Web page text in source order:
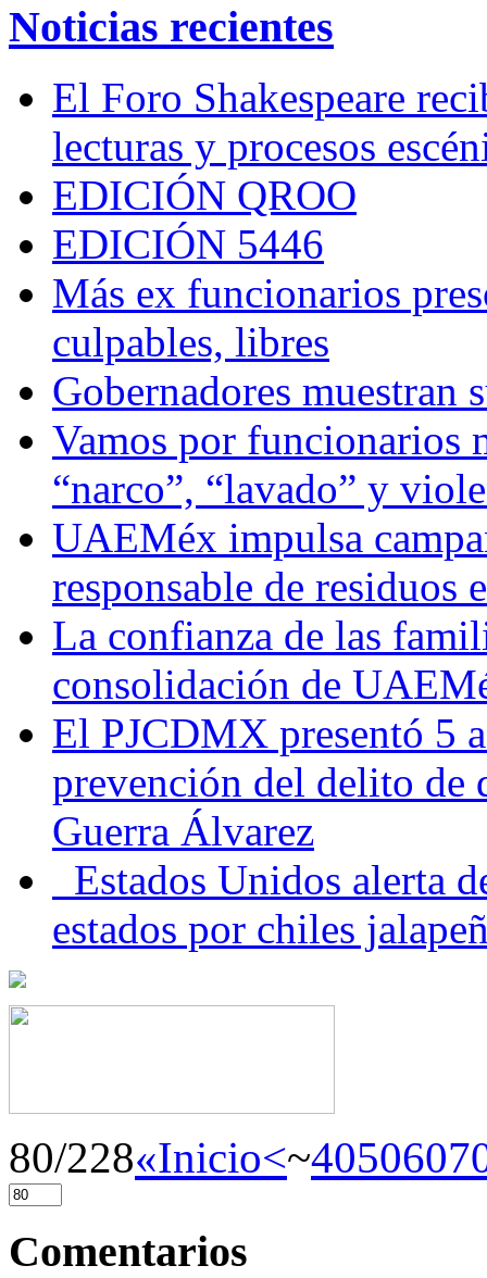
Noticias recientes
El Foro Shakespeare
lecturas y procesos
EDICIÓN QROO
EDICIÓN 5446
Más ex funcionarios
culpables, libres
Gobernadores muestran
Vamos por funcionarios
“narco”, “lavado” y
UAEMéx impulsa
responsable de residuos
La confianza de las
consolidación de
El PJCDMX presentó 5
prevención del delito de
Guerra Álvarez
Estados Unidos alerta
estados por chiles
80/228«Inicio<~405060
Comentarios